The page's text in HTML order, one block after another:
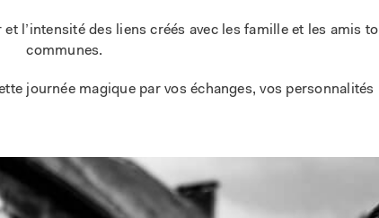
l’intensité des liens créés avec les famille et les amis
communes.
journée magique par vos échanges, vos